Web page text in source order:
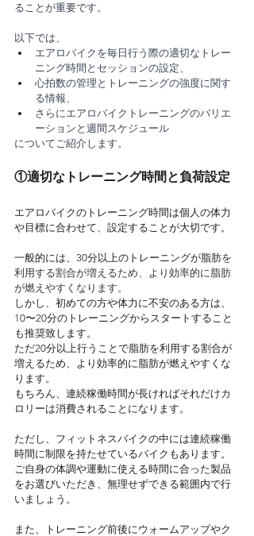
ることが重要です。
以下では、
エアロバイクを毎日行う際の適切なトレー
ニング時間とセッションの設定、
心拍数の管理とトレーニングの強度に関す
る情報、
さらにエアロバイクトレーニングのバリエ
ーションと週間スケジュール
についてご紹介します。
①適切なトレーニング時間と負荷設定
エアロバイクのトレーニング時間は個人の体力
や目標に合わせて、設定することが大切です。
一般的には、30分以上のトレーニングが脂肪を
利用する割合が増えるため、より効率的に脂肪
が燃えやすくなります。
しかし、初めての方や体力に不安のある方は、
10〜20分のトレーニングからスタートすること
も推奨致します。
ただ20分以上行うことで脂肪を利用する割合が
増えるため、より効率的に脂肪が燃えやすくな
ります。
もちろん、連続稼働時間が長ければそれだけカ
ロリーは消費されることになります。
ただし、フィットネスバイクの中には連続稼働
時間に制限を持たせているバイクもあります。
ご自身の体調や運動に使える時間に合った製品
をお選びいただき、無理せずできる範囲内で行
いましょう。
また、トレーニング前後にウォームアップやク